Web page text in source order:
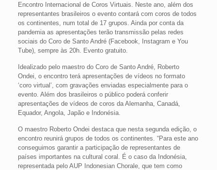
Encontro Internacional de Coros Virtuais. Neste ano, além dos
representantes brasileiros o evento contará com coros de todos
os continentes, num total de 17 grupos. Ainda por conta da
pandemia as apresentações terão transmissão pelas redes
sociais do Coro de Santo André (Facebook, Instagram e You
Tube), sempre às 20h. Evento gratuito.
Idealizado pelo maestro do Coro de Santo André, Roberto
Ondei, o encontro terá apresentações de vídeos no formato
‘coro virtual’, com gravações enviadas especialmente para o
evento. Além dos brasileiros o público poderá conferir
apresentações de vídeos de coros da Alemanha, Canadá,
Equador, Angola, Japão e Indonésia.
O maestro Roberto Ondei destaca que nesta segunda edição, o
encontro reunirá grupos de todos os continentes. “Para este ano
conseguimos garantir a participação de representantes de
países importantes na cultural coral. É o caso da Indonésia,
representada pelo AUP Indonesian Chorale, que tem como